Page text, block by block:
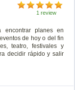
1 review
encontrar planes en
de hoy o del fin
teatro, festivales y
decidir rápido y salir